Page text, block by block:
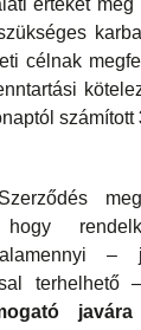
célnak
számított
hogy
–
terhelhető –